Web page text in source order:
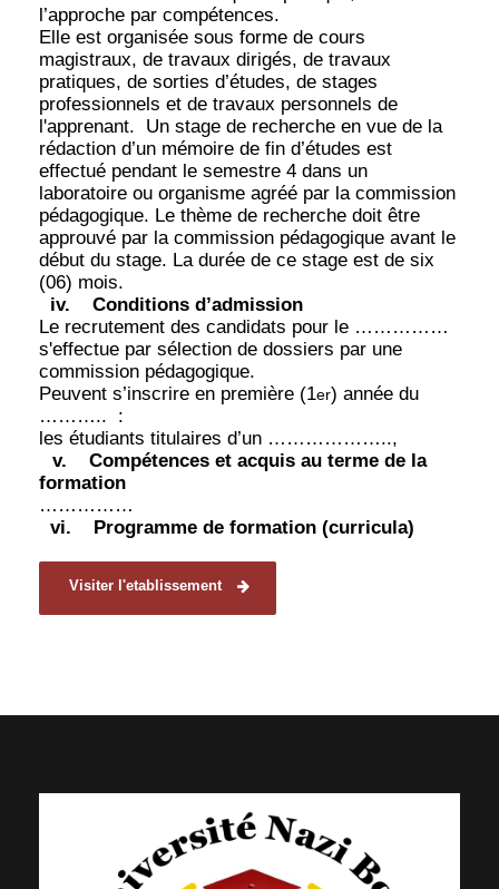
l’approche par compétences.
Elle est organisée sous forme de cours
magistraux, de travaux dirigés, de travaux
pratiques, de sorties d’études, de stages
professionnels et de travaux personnels de
l'apprenant.
Un stage de recherche en vue de la
rédaction d’un mémoire de fin d’études est
effectué pendant le semestre 4 dans un
laboratoire ou organisme agréé par la commission
pédagogique. Le thème de recherche doit être
approuvé par la commission pédagogique avant le
début du stage. La durée de ce stage est de six
(06) mois.
iv.
Conditions d’admission
Le recrutement des candidats pour le ……………
s'effectue par sélection de dossiers par une
commission pédagogique.
Peuvent s’inscrire en première (1er) année du
………..
:
les étudiants titulaires d’un ………………..,
v.
Compétences et acquis au terme de la
formation
……………
vi.
Programme de formation (curricula)
Visiter l'etablissement